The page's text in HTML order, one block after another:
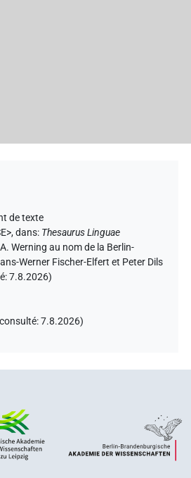
de texte
,dans: Thesaurus Linguae
Werning au nom de la Berlin-
Werner Fischer-Elfert et Peter Dils
7.8.2026)
consulté:7.8.2026)